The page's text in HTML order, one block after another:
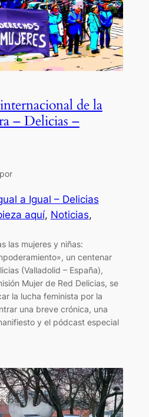
de la
– Delicias –
a Igual – Delicias
aquí, Noticias
las mujeres y niñas:
un centenar
(Valladolid – España),
Mujer de Red Delicias, se
la lucha feminista por la
una breve crónica, una
y el pódcast especial